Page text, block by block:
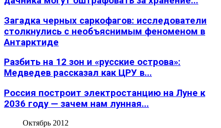
Загадка черных саркофагов: исследователи
столкнулись с необъяснимым феноменом в
Антарктиде
Разбить на 12 зон и «русские острова»:
Медведев рассказал как ЦРУ в...
Россия построит электростанцию на Луне к
2036 году — зачем нам лунная...
Октябрь 2012